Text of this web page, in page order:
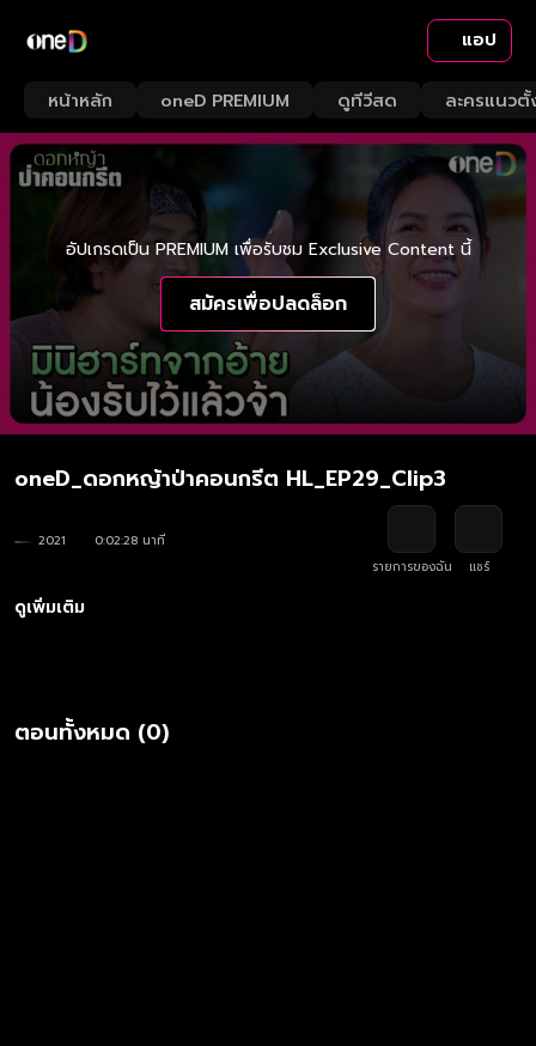
แอป
หน้าหลัก oneD PREMIUM ดูทีวีสด ละครแนวตั้
อัปเกรดเป็น PREMIUM เพื่อรับชม Exclusive Content นี้
สมัครเพื่อปลดล็อก
oneD_ดอกหญ้าป่าคอนกรีต HL_EP29_Clip3
2021
0:02:28 นาที
รายการของฉัน
แชร์
ดูเพิ่มเติม
ตอนทั้งหมด (0)